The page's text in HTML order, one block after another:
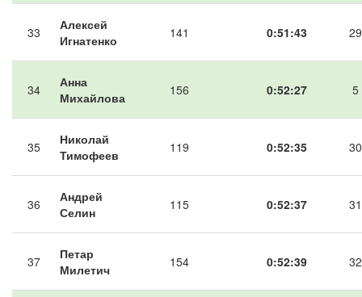
33
Алексей
Игнатенко
141 0:51:43 29
34
Анна
Михайлова
156 0:52:27 5
35
Николай
Тимофеев
119 0:52:35 30
36
Андрей
Селин
115 0:52:37 31
37
Петар
Милетич
154 0:52:39 32